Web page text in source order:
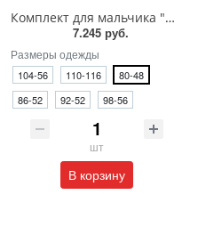
Комплект для мальчика "МАРКУС" жёлтый
7.245 руб.
Размеры одежды
104-56 110-116
80-48
86-52
92-52 98-56
шт
В корзину